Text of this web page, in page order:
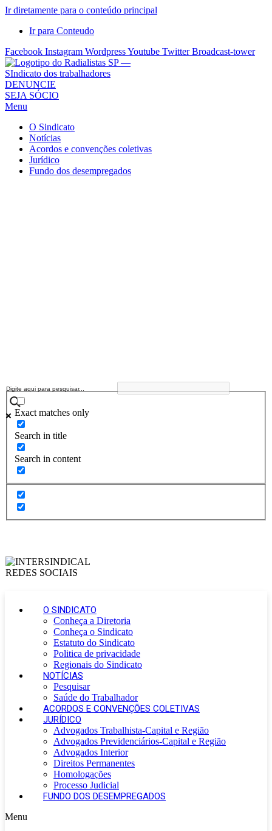
Ir diretamente para o conteúdo principal
Ir para Conteudo
Facebook Instagram WordpressYoutube Twitter Broadcast-tower
Sindicato
dos
Radialistas
São
Paulo
Sindicato
DENUNCIE
SEJA SÓCIO
Menu
O Sindicato
Notícias
Acordos e convenções coletivas
Jurídico
Fundo dos desempregados
Exact matches only
Search in title
Search in content
O SINDICATO
Conheça a Diretoria
Conheça o Sindicato
Estatuto do Sindicato
Politica de privacidade
Regionais do Sindicato
NOTÍCIAS
Pesquisar
Saúde do Trabalhador
ACORDOS E CONVENÇÕES COLETIVAS
JURÍDICO
Advogados Trabalhista-Capital e Região
Advogados Previdenciários-Capital e Região
Advogados Interior
Direitos Permanentes
Homologações
Processo Judicial
FUNDO DOS DESEMPREGADOS
Menu